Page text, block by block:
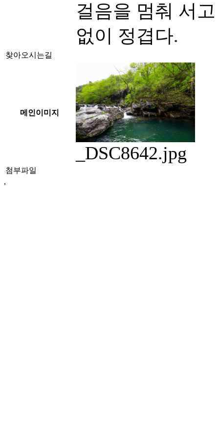
걸음을 멈춰 서
없이 정겹다.
찾아오시는길
메인이미지
_DSC8642.jpg
첨부파일
,